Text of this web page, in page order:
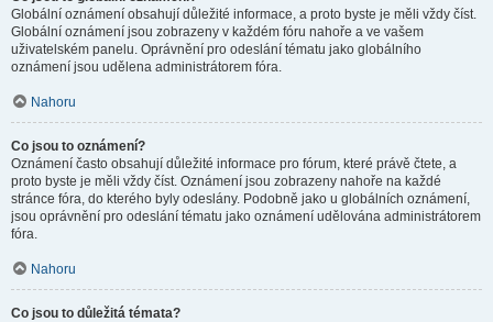
Globální oznámení obsahují důležité informace, a proto byste je měli vždy číst.
Globální oznámení jsou zobrazeny v každém fóru nahoře a ve vašem
uživatelském panelu. Oprávnění pro odeslání tématu jako globálního
oznámení jsou udělena administrátorem fóra.
Nahoru
Co jsou to oznámení?
Oznámení často obsahují důležité informace pro fórum, které právě čtete, a
proto byste je měli vždy číst. Oznámení jsou zobrazeny nahoře na každé
stránce fóra, do kterého byly odeslány. Podobně jako u globálních oznámení,
jsou oprávnění pro odeslání tématu jako oznámení udělována administrátorem
fóra.
Nahoru
Co jsou to důležitá témata?